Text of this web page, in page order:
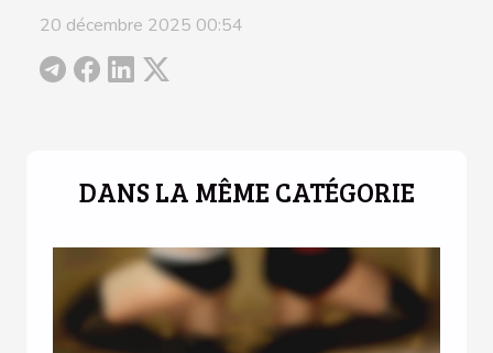
DANS LA MÊME CATÉGORIE
20 décembre 2025 00:54